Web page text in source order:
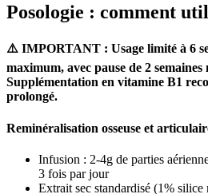
Posologie : comment
⚠️ IMPORTANT : Usage limité à 6
maximum, avec pause de 2
Supplémentation en vitamine B1
prolongé.
Reminéralisation osseuse et
Infusion : 2-4g de parties
3 fois par jour
Extrait sec standardisé (1%